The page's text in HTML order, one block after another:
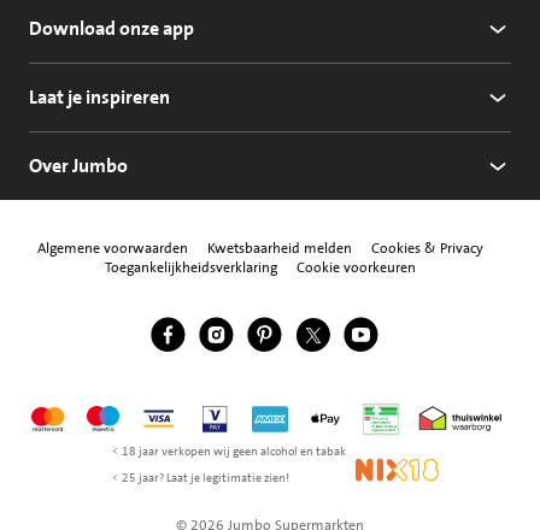
Download onze app
Laat je inspireren
Over Jumbo
Algemene voorwaarden Kwetsbaarheid melden
Cookies & Privacy
Toegankelijkheidsverklaring
Cookie voorkeuren
Volg ons
Jumbo Facebook
Jumbo Instagram
Jumbo Pinterest
Jumbo Twitter
Jumbo YouTube
MastercardMaestroVisa Vpay American Express
Apple Pay Thuiswinkel
< 18 jaar verkopen wij geen alcohol en tabak
< 25 jaar? Laat je legitimatie zien!
NIX18
© 2026 Jumbo Supermarkten